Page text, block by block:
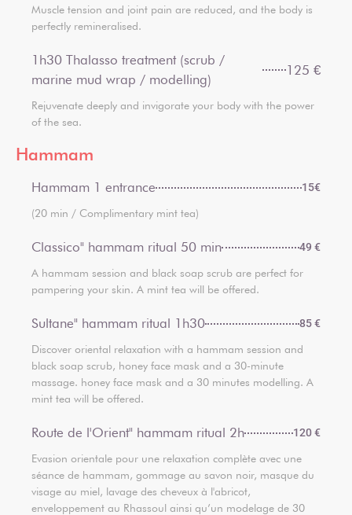
Muscle tension and joint pain are reduced, and the body is
perfectly remineralised.
1h30 Thalasso treatment (scrub /
marine mud wrap / modelling)
125 €
Rejuvenate deeply and invigorate your body with the power
of the sea.
Hammam
Hammam 1 entrance 15€
(20 min / Complimentary mint tea)
Classico" hammam ritual 50 min 49 €
A hammam session and black soap scrub are perfect for
pampering your skin. A mint tea will be offered.
Sultane" hammam ritual 1h30 85 €
Discover oriental relaxation with a hammam session and
black soap scrub, honey face mask and a 30-minute
massage. honey face mask and a 30 minutes modelling. A
mint tea will be offered.
Route de l'Orient" hammam ritual 2h 120 €
Evasion orientale pour une relaxation complète avec une
séance de hammam, gommage au savon noir, masque du
visage au miel, lavage des cheveux à l'abricot,
enveloppement au Rhassoul ainsi qu’un modelage de 30